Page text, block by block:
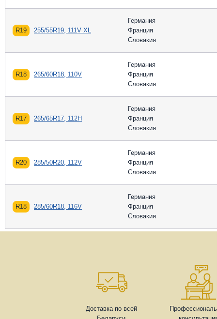
R19 255/55R19, 111V XL
Германия
Франция
Словакия
R18 265/60R18, 110V
Германия
Франция
Словакия
R17 265/65R17, 112H
Германия
Франция
Словакия
R20 285/50R20, 112V
Германия
Франция
Словакия
R18 285/60R18, 116V
Германия
Франция
Словакия
Доставка по всей